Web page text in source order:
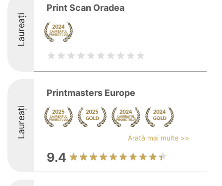
Laureați
Print Scan Oradea
Laureați
Printmasters Europe
Arată mai multe >>
9.4